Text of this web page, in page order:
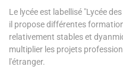
Le lycée est labellisé "Lycée
il propose différentes
relativement stables et
multiplier les projets
l'étranger.